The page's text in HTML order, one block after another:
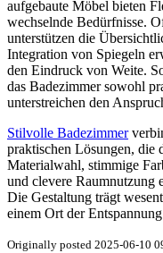
aufgebaute Möbel bieten
wechselnde Bedürfnisse.
unterstützen die
Integration von Spiegeln
den Eindruck von Weite.
das Badezimmer sowohl
unterstreichen den
Stilvolle Badezimmer
praktischen Lösungen, die
Materialwahl, stimmige
und clevere Raumnutzung
Die Gestaltung trägt
einem Ort der
Originally posted 2025-06-10